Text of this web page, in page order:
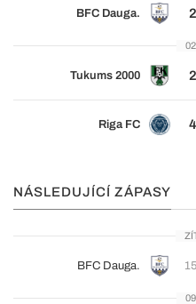
BFC Dauga.
Tukums 2000
Riga FC
NÁSLEDUJÍCÍ ZÁPASY
BFC Dauga.